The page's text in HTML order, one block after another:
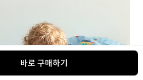
바로 구매하기